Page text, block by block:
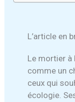
L’article en
Le mortier à
comme un
ceux qui
écologie.